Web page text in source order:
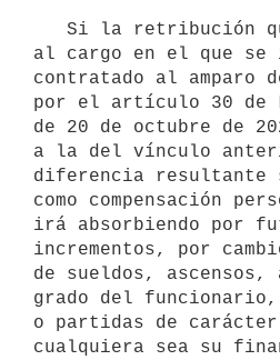
al cargo en el que se
contratado al amparo
por el artículo 30 de
de 20 de octubre de
a la del vínculo
diferencia resultante
como compensación
irá absorbiendo por
incrementos, por
de sueldos, ascensos,
grado del funcionario,
o partidas de carácter
cualquiera sea su